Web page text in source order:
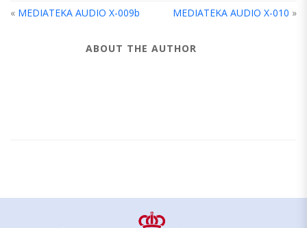
« MEDIATEKA AUDIO X-009b MEDIATEKA AUDIO X-010 »
ABOUT THE AUTHOR